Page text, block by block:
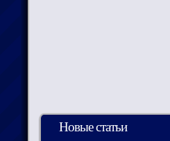
Новые статьи